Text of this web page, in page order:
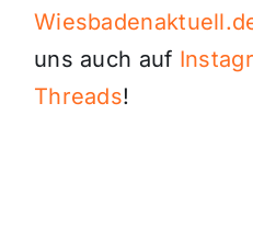
uns auch auf
Threads!